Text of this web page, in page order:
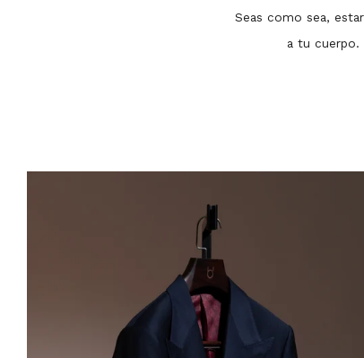
Seas como sea,
a tu cuerpo.